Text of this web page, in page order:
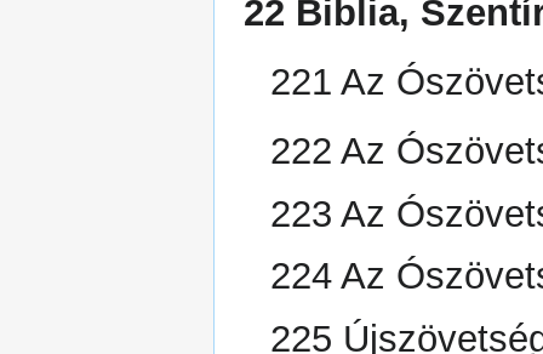
22 Biblia,
221 Az
222 Az
223 Az
224 Az
225